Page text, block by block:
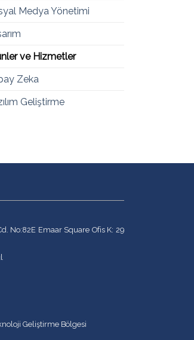
Medya Yönetimi
ve Hizmetler
Zeka
Geliştirme
No:82E Emaar Square Ofis K: 29
Geliştirme Bölgesi